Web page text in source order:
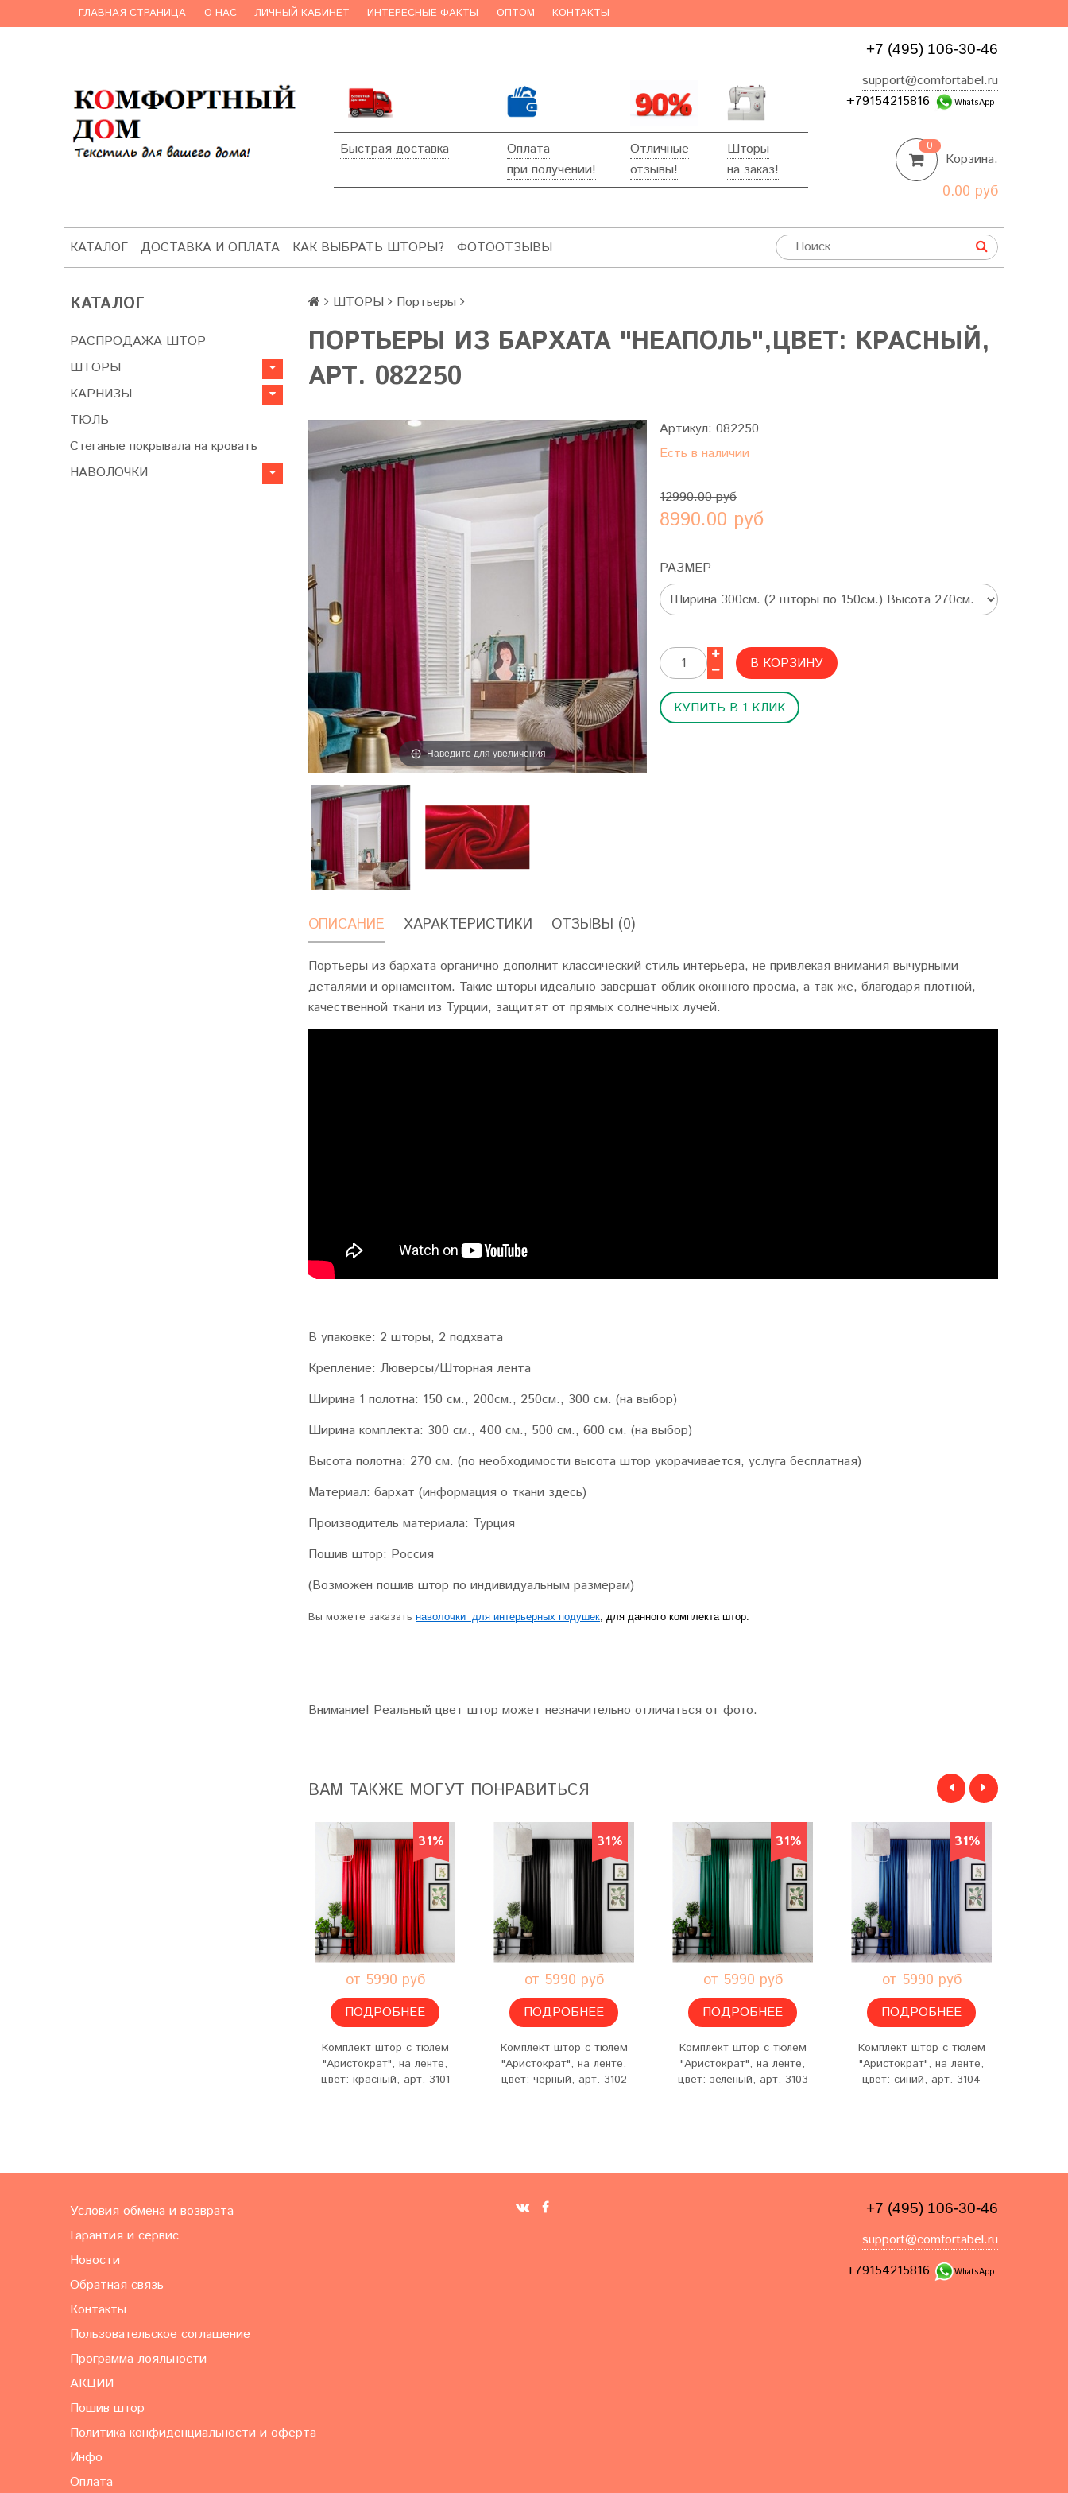
ГЛАВНАЯ СТРАНИЦА О НАС ЛИЧНЫЙ КАБИНЕТ ИНТЕРЕСНЫЕ ФАКТЫ ОПТОМ КОНТАКТЫ
Быстрая доставка
Оплата
при получении!
Отличные
отзывы!
Шторы
на заказ!
+7 (495) 106-30-46
support@comfortabel.ru
+79154215816
WhatsApp
0
Корзина:
0.00 руб
КАТАЛОГ ДОСТАВКА И ОПЛАТА КАК ВЫБРАТЬ ШТОРЫ? ФОТООТЗЫВЫ
КАТАЛОГ
РАСПРОДАЖА ШТОР
ШТОРЫ
КАРНИЗЫ
ТЮЛЬ
Стеганые покрывала на кровать
НАВОЛОЧКИ
ШТОРЫ Портьеры
ПОРТЬЕРЫ ИЗ БАРХАТА "НЕАПОЛЬ",ЦВЕТ: КРАСНЫЙ,
АРТ. 082250
Наведите для увеличения
Артикул: 082250
Есть в наличии
12990.00 руб
8990.00 руб
РАЗМЕР
В КОРЗИНУ
КУПИТЬ В 1 КЛИК
ОПИСАНИЕ ХАРАКТЕРИСТИКИ ОТЗЫВЫ (0)
Портьеры из бархата органично дополнит классический стиль интерьера, не привлекая внимания вычурными
деталями и орнаментом. Такие шторы идеально завершат облик оконного проема, а так же, благодаря плотной,
качественной ткани из Турции, защитят от прямых солнечных лучей.
В упаковке: 2 шторы, 2 подхвата
Крепление: Люверсы/Шторная лента
Ширина 1 полотна: 150 см., 200см., 250см., 300 см. (на выбор)
Ширина комплекта: 300 см., 400 см., 500 см., 600 см. (на выбор)
Высота полотна: 270 см. (по необходимости высота штор укорачивается, услуга бесплатная)
Материал: бархат (информация о ткани здесь)
Производитель материала: Турция
Пошив штор: Россия
(Возможен пошив штор по индивидуальным размерам)
Вы можете заказать наволочки для интерьерных подушек , для данного комплекта штор.
Внимание! Реальный цвет штор может незначительно отличаться от фото.
ВАМ ТАКЖЕ МОГУТ ПОНРАВИТЬСЯ
31%
от 5990 руб
ПОДРОБНЕЕ
Комплект штор с тюлем
"Аристократ", на ленте,
цвет: красный, арт. 3101
31%
от 5990 руб
ПОДРОБНЕЕ
Комплект штор с тюлем
"Аристократ", на ленте,
цвет: черный, арт. 3102
31%
от 5990 руб
ПОДРОБНЕЕ
Комплект штор с тюлем
"Аристократ", на ленте,
цвет: зеленый, арт. 3103
31%
от 5990 руб
ПОДРОБНЕЕ
Комплект штор с тюлем
"Аристократ", на ленте,
цвет: синий, арт. 3104
Условия обмена и возврата
Гарантия и сервис
Новости
Обратная связь
Контакты
Пользовательское соглашение
Программа лояльности
АКЦИИ
Пошив штор
Политика конфиденциальности и оферта
Инфо
Оплата
+7 (495) 106-30-46
support@comfortabel.ru
+79154215816
WhatsApp